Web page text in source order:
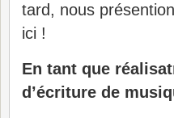
tard, nous
ici !
En tant que
d’écriture de